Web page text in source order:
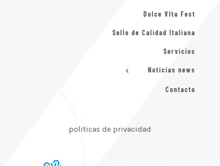
Dolce VIta Fest
Sello de Calidad Italiana
Servicios
Noticias news
Contacto
politicas de privacidad